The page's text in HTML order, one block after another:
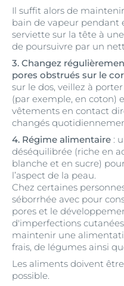
Il suffit alors de
bain de vapeur pendant
serviette sur la tête à
de poursuivre par un
3. Changez
pores obstrués sur le
sur le dos, veillez à
(par exemple, en coton)
vêtements en contact
changés
4. Régime alimentaire :
déséquilibrée (riche en
blanche et en sucre)
l’aspect de la peau.
Chez certaines
séborrhée avec pour
pores et le
d'imperfections
maintenir une
frais, de légumes ainsi
Les aliments doivent
possible.